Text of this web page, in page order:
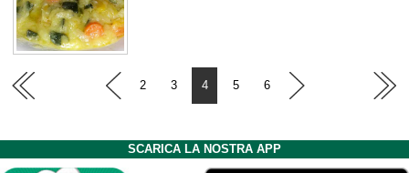
2 3 4 5 6
SCARICA LA NOSTRA APP